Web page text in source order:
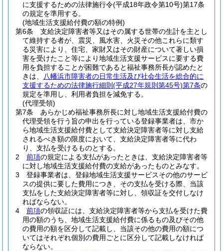
に支援するための法律施行令(平成18年政令第10号)第17条
の規定を準用する。
(地域生活支援給付費の額の特例)
第6条
支給決定障害者等又はその属する世帯の生計を主とし
て維持する者が、震災、風水害、火災その他これらに類す
る災害により、住宅、家財又はその財産について著しい損
害を受けたこと等により地域生活支援サービスに要する費
用を負担することが困難であると福祉事務所長が認めたと
きは、
八幡浜市障害者の日常生活及び社会生活を総合的に
支援するための法律施行細則 (平成27年規則第45号)第7条の
規定を準用し、利用者負担を減免する。
(代理受領)
第7条
あらかじめ福祉事務所長に対し地域生活支援給付費の
代理受領を行う旨の申出を行っている登録事業者は、市か
ら地域生活支援給付費として支給決定障害者等に対し支給
されるべき額の限度において、支給決定障害者等に代わ
り、支払を受けるものとする。
2
前項の規定による支払があったときは、支給決定障害者等
に対し地域生活支援給付費の支給があったものとみなす。
3
登録事業者は、登録地域生活支援サービスその他のサービ
スの提供に要した費用につき、その支払を受ける際、当該
支払をした支給決定障害者等に対し、領収証を交付しなけ
ればならない。
4
前項の領収証には、支給決定障害者等から支払を受けた費
用の額のうち、地域生活支援給付費に係るもの及びその他
の費用の額を区分して記載し、当該その他の費用の額につ
いてはそれぞれ個別の費用ごとに区分して記載しなければ
ならない。